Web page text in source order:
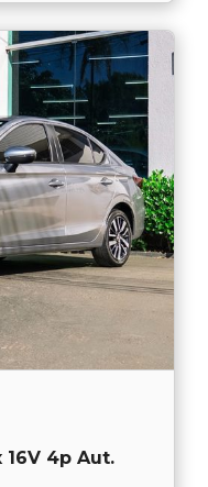
16V 4p Aut.